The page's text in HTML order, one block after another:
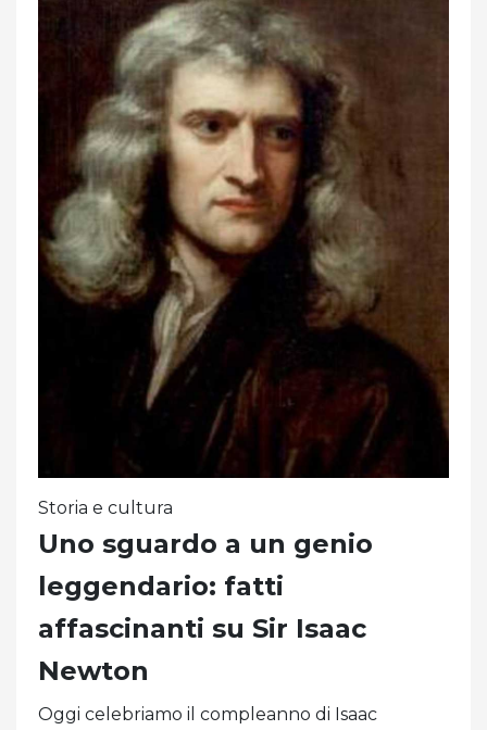
Storia e cultura
Uno sguardo a un genio
leggendario: fatti
affascinanti su Sir Isaac
Newton
Oggi celebriamo il compleanno di Isaac